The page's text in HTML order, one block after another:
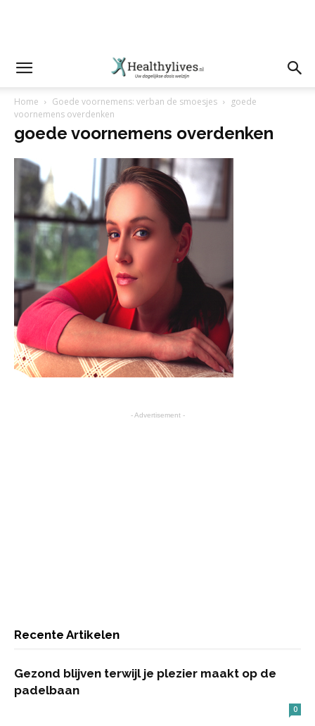
Home Goede voornemens: verban de smoesjes
goede
voornemens overdenken
goede voornemens overdenken
- Advertisement -
Recente Artikelen
Gezond blijven terwijl je plezier maakt op de
padelbaan
0